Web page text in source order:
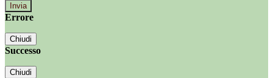
Errore
Chiudi
Successo
Chiudi